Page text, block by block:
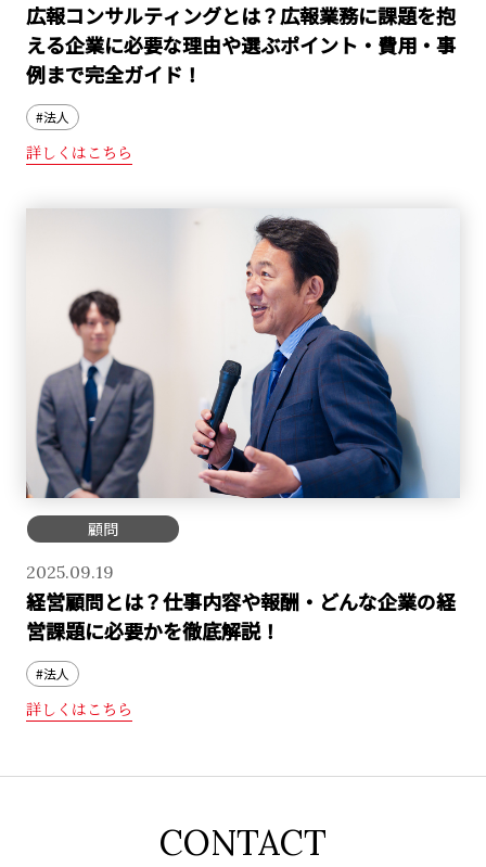
広報コンサルティングとは？広報業務に課題を抱
える企業に必要な理由や選ぶポイント・費用・事
例まで完全ガイド！
#法人
詳しくはこちら
顧問
2025.09.19
経営顧問とは？仕事内容や報酬・どんな企業の経
営課題に必要かを徹底解説！
#法人
詳しくはこちら
CONTACT